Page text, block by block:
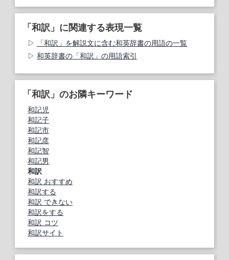
「和訳」に関連する表現一覧
「和訳」を解説文に含む和英辞書の用語の一覧
和英辞書の「和訳」の用語索引
「和訳」のお隣キーワード
和記児
和記子
和記市
和記彦
和記智
和記男
和訳
和訳 おすすめ
和訳する
和訳 できない
和訳をする
和訳 コツ
和訳サイト